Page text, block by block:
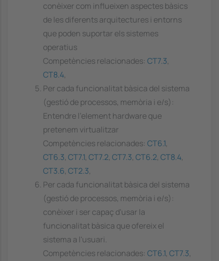
conèixer com influeixen aspectes bàsics
de les diferents arquitectures i entorns
que poden suportar els sistemes
operatius
Competències relacionades: CT7.3,
CT8.4,
Per cada funcionalitat bàsica del sistema
(gestió de processos, memòria i e/s):
Entendre l'element hardware que
pretenem virtualitzar
Competències relacionades: CT6.1,
CT6.3, CT7.1, CT7.2, CT7.3, CT6.2, CT8.4,
CT3.6, CT2.3,
Per cada funcionalitat bàsica del sistema
(gestió de processos, memòria i e/s):
conèixer i ser capaç d'usar la
funcionalitat bàsica que ofereix el
sistema a l'usuari.
Competències relacionades: CT6.1, CT7.3,